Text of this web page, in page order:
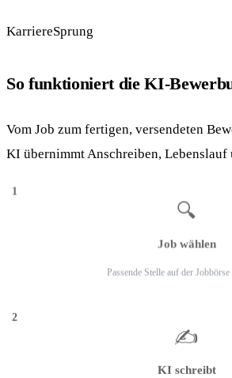
KarriereSprung
So funktioniert die KI-
Vom Job zum fertigen, versendeten
KI übernimmt Anschreiben, Lebenslauf
🔍
Job wählen
Passende Stelle auf der Jobbörse
✍️
KI schreibt